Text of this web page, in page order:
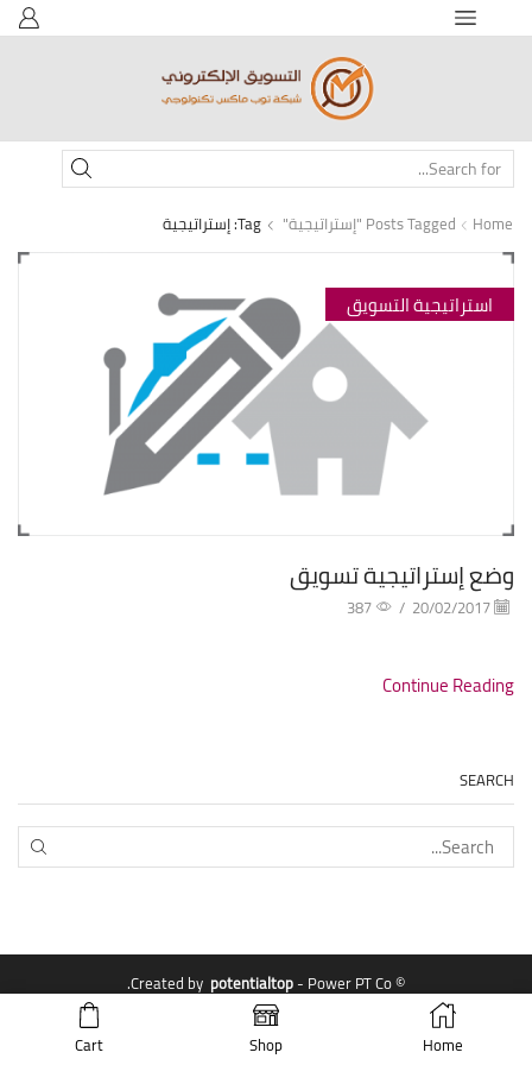
Home Posts Tagged "إستراتيجية" Tag: إستراتيجية
استراتيجية التسويق
وضع إستراتيجية تسويق
/
387
Continue Reading
SEARCH
© Created by
potentialtop- Power PT Co.
Home
Shop
Cart